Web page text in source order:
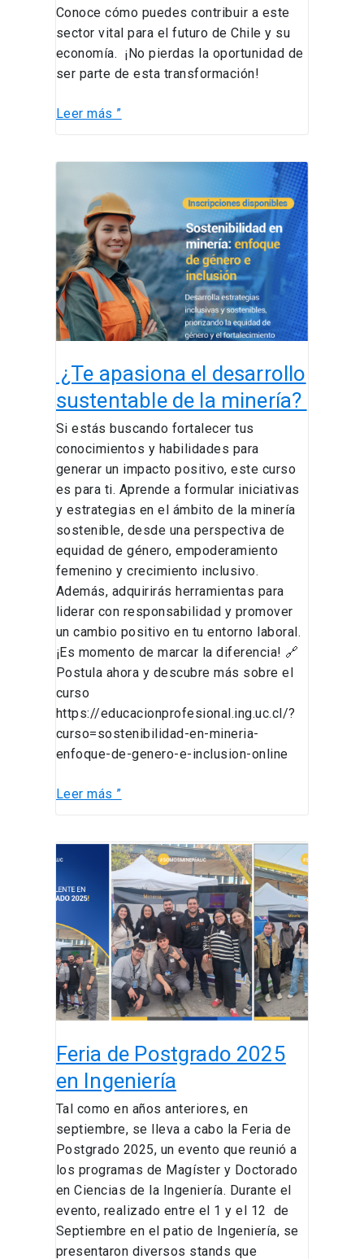
Conoce cómo puedes contribuir a este
sector vital para el futuro de Chile y su
economía. ¡No pierdas la oportunidad de
ser parte de esta transformación!
Leer más ”
¿Te apasiona el desarrollo
sustentable de la minería?
Si estás buscando fortalecer tus
conocimientos y habilidades para
generar un impacto positivo, este curso
es para ti. Aprende a formular iniciativas
y estrategias en el ámbito de la minería
sostenible, desde una perspectiva de
equidad de género, empoderamiento
femenino y crecimiento inclusivo.
Además, adquirirás herramientas para
liderar con responsabilidad y promover
un cambio positivo en tu entorno laboral.
¡Es momento de marcar la diferencia! 🔗
Postula ahora y descubre más sobre el
curso
https://educacionprofesional.ing.uc.cl/?
curso=sostenibilidad-en-mineria-
enfoque-de-genero-e-inclusion-online
apasiona
desarrollo
sustentable
de
la
minería?
Leer más ”
Feria de Postgrado 2025
en Ingeniería
Tal como en años anteriores, en
septiembre, se lleva a cabo la Feria de
Postgrado 2025, un evento que reunió a
los programas de Magíster y Doctorado
en Ciencias de la Ingeniería. Durante el
evento, realizado entre el 1 y el 12 de
Septiembre en el patio de Ingeniería, se
presentaron diversos stands que
Postgrado
en
Ingeniería